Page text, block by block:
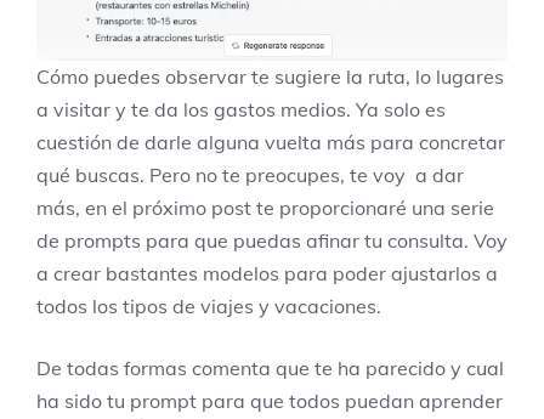
Cómo puedes observar te sugiere la ruta, lo lugares
a visitar y te da los gastos medios. Ya solo es
cuestión de darle alguna vuelta más para concretar
qué buscas. Pero no te preocupes, te voy a dar
más, en el próximo post te proporcionaré una serie
de prompts para que puedas afinar tu consulta. Voy
a crear bastantes modelos para poder ajustarlos a
todos los tipos de viajes y vacaciones.
De todas formas comenta que te ha parecido y cual
ha sido tu prompt para que todos puedan aprender